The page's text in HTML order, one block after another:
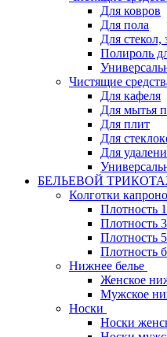
Для ковров
Для пола
Для стекол,
Полироль
Чистящие
Для кафеля
Для мытья
Для плит
Для
Для
БЕЛЬЕВОЙ
Колготки
Плотность
Плотность
Плотность
Плотность
Нижнее белье
Женское
Мужское
Носки
Носки